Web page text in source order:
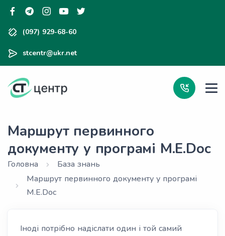
(097) 929-68-60
stcentr@ukr.net
Маршрут первинного
документу у програмі M.E.Doc
Головна
База знань
Маршрут первинного документу у програмі
M.E.Doc
Іноді потрібно надіслати один і той самий